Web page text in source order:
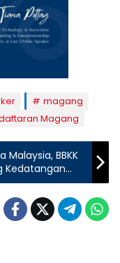
magang
Magang
BBKK
Kedatangan